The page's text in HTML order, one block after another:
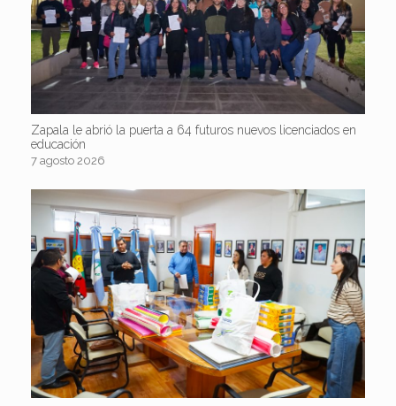
Zapala le abrió la puerta a 64 futuros nuevos licenciados en
educación
7 agosto 2026